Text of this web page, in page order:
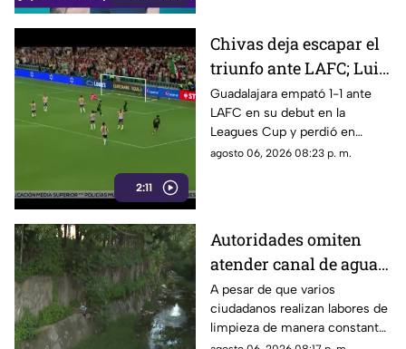
2:11
Chivas deja escapar el
triunfo ante LAFC; Luis
Romo es señalado por
su cobro en penales
Guadalajara empató 1-1 ante
LAFC en su debut en la
Leagues Cup y perdió en
penales; Luis Romo fue
agosto 06, 2026 08:23 p. m.
Autoridades omiten
atender canal de agua
contaminado en
Tonalá
A pesar de que varios
ciudadanos realizan labores de
limpieza de manera constante